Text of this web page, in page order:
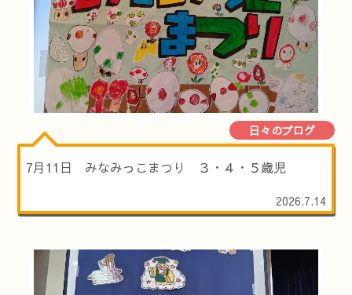
日々のブログ
7月11日 みなみっこまつり ３・４・５歳児
2026.7.14